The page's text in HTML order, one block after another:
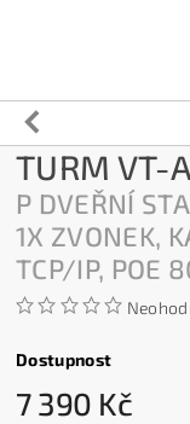
TURM VT-
P DVEŘNÍ
1X ZVONEK,
TCP/IP, POE
Dostupnost
7 390 Kč